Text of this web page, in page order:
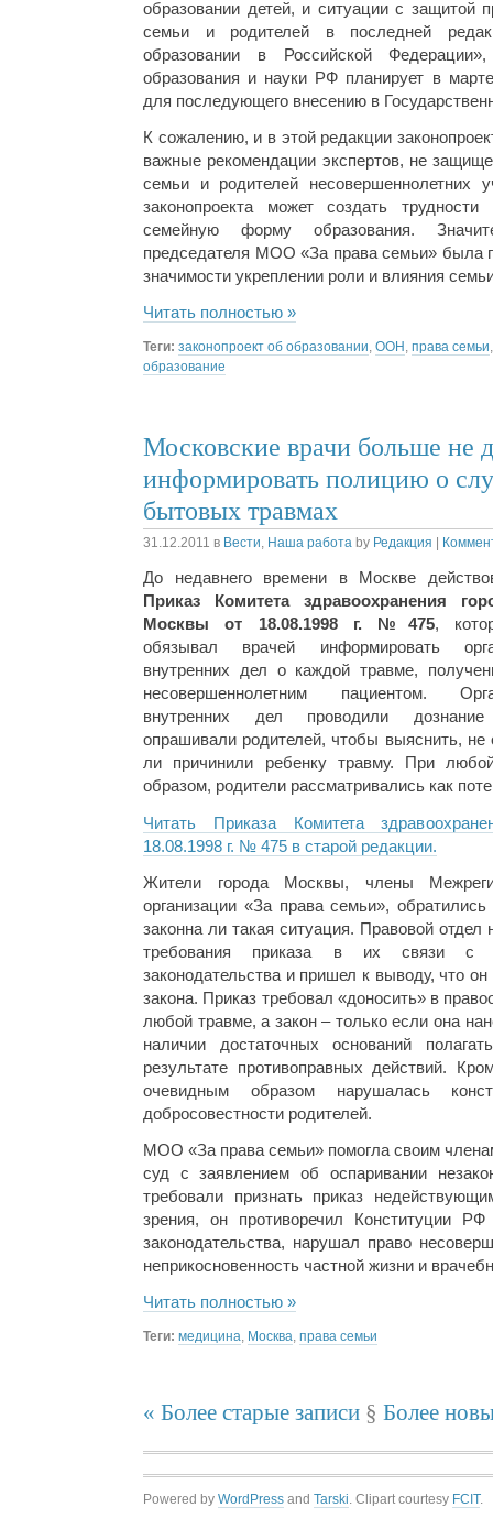
образовании детей, и ситуации с защитой
семьи и родителей в последней
образовании в Российской
образования и науки РФ планирует в
для последующего внесению в
К сожалению, и в этой редакции
важные рекомендации экспертов, не
семьи и родителей несовершеннолетних
законопроекта может создать
семейную форму образования.
председателя МОО «За права семьи» была
значимости укреплении роли и влияния
Читать полностью »
Теги: законопроект об образовании, ООН , права семьи
образование
Московские врачи больше не
информировать полицию о
бытовых травмах
31.12.2011 в Вести, Наша работа by Редакция
До недавнего времени в Москве
Приказ Комитета здравоохранения
Москвы от 18.08.1998 г. №475,
обязывал врачей информировать
внутренних дел о каждой травме,
несовершеннолетним пациентом.
внутренних дел проводили
опрашивали родителей, чтобы выяснить, не
ли причинили ребенку травму. При
образом, родители рассматривались как
Читать Приказа Комитета
18.08.1998 г. № 475 в старой редакции.
Жители города Москвы, члены
организации «За права семьи»,
законна ли такая ситуация. Правовой отдел
требования приказа в их связи с
законодательства и пришел к выводу, что
закона. Приказ требовал «доносить» в
любой травме, а закон – только если она
наличии достаточных оснований
результате противоправных действий.
очевидным образом нарушалась
добросовестности родителей.
МОО «За права семьи» помогла своим
суд с заявлением об оспаривании
требовали признать приказ
зрения, он противоречил Конституции
законодательства, нарушал право
неприкосновенность частной жизни и
Читать полностью »
Теги: медицина, Москва, права семьи
« Более старые записи § Более
Powered by WordPress and Tarski. Clipart courtesy FCIT.